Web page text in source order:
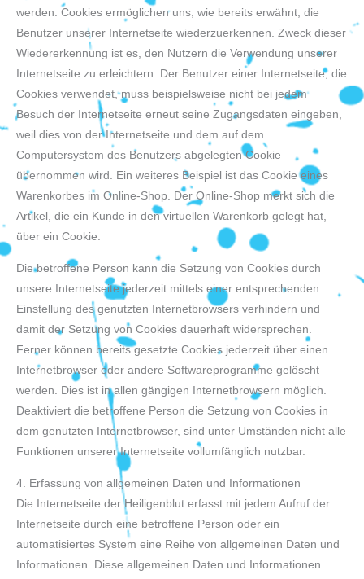
werden. Cookies ermöglichen uns, wie bereits erwähnt, die
Benutzer unserer Internetseite wiederzuerkennen. Zweck dieser
Wiedererkennung ist es, den Nutzern die Verwendung unserer
Internetseite zu erleichtern. Der Benutzer einer Internetseite, die
Cookies verwendet, muss beispielsweise nicht bei jedem
Besuch der Internetseite erneut seine Zugangsdaten eingeben,
weil dies von der Internetseite und dem auf dem
Computersystem des Benutzers abgelegten Cookie
übernommen wird. Ein weiteres Beispiel ist das Cookie eines
Warenkorbes im Online-Shop. Der Online-Shop merkt sich die
Artikel, die ein Kunde in den virtuellen Warenkorb gelegt hat,
über ein Cookie.
Die betroffene Person kann die Setzung von Cookies durch
unsere Internetseite jederzeit mittels einer entsprechenden
Einstellung des genutzten Internetbrowsers verhindern und
damit der Setzung von Cookies dauerhaft widersprechen.
Ferner können bereits gesetzte Cookies jederzeit über einen
Internetbrowser oder andere Softwareprogramme gelöscht
werden. Dies ist in allen gängigen Internetbrowsern möglich.
Deaktiviert die betroffene Person die Setzung von Cookies in
dem genutzten Internetbrowser, sind unter Umständen nicht alle
Funktionen unserer Internetseite vollumfänglich nutzbar.
4. Erfassung von allgemeinen Daten und Informationen
Die Internetseite der Heiligenblut erfasst mit jedem Aufruf der
Internetseite durch eine betroffene Person oder ein
automatisiertes System eine Reihe von allgemeinen Daten und
Informationen. Diese allgemeinen Daten und Informationen